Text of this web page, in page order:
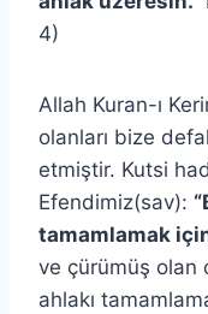
4)
Allah Kuran-ı
olanları bize
etmiştir. Kutsi
Efendimiz(sav):
tamamlamak
ve çürümüş olan
ahlakı